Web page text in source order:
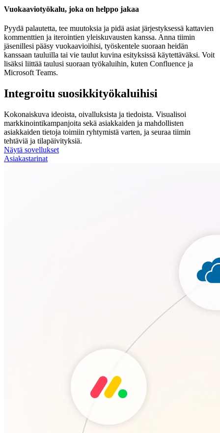
Vuokaaviotyökalu, joka on helppo jakaa
Pyydä palautetta, tee muutoksia ja pidä asiat järjestyksessä kattavien
kommenttien ja iterointien yleiskuvausten kanssa. Anna tiimin
jäsenillesi pääsy vuokaavioihisi, työskentele suoraan heidän
kanssaan tauluilla tai vie taulut kuvina esityksissä käytettäväksi. Voit
lisäksi liittää taulusi suoraan työkaluihin, kuten Confluence ja
Microsoft Teams.
Integroitu suosikkityökaluihisi
Kokonaiskuva ideoista, oivalluksista ja tiedoista. Visualisoi
markkinointikampanjoita sekä asiakkaiden ja mahdollisten
asiakkaiden tietoja toimiin ryhtymistä varten, ja seuraa tiimin
tehtäviä ja tilapäivityksiä.
Näytä sovellukset
Asiakastarinat